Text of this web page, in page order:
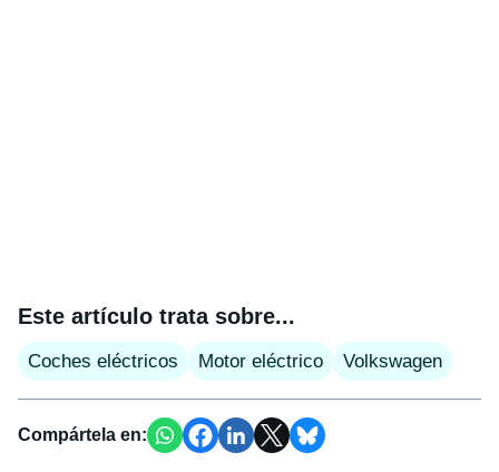
Este artículo trata sobre...
Coches eléctricos Motor eléctrico Volkswagen
Compártela en: